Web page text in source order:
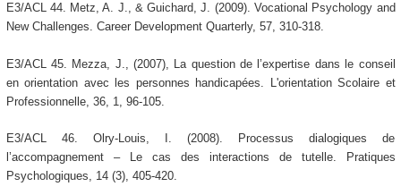
E3/ACL 44. Metz, A. J., & Guichard, J. (2009). Vocational Psychology and
New Challenges. Career Development Quarterly, 57, 310-318.
E3/ACL 45. Mezza, J., (2007), La question de l’expertise dans le conseil
en orientation avec les personnes handicapées. L'orientation Scolaire et
Professionnelle, 36, 1, 96-105.
E3/ACL 46. Olry-Louis, I. (2008). Processus dialogiques de
l’accompagnement – Le cas des interactions de tutelle. Pratiques
Psychologiques, 14 (3), 405-420.